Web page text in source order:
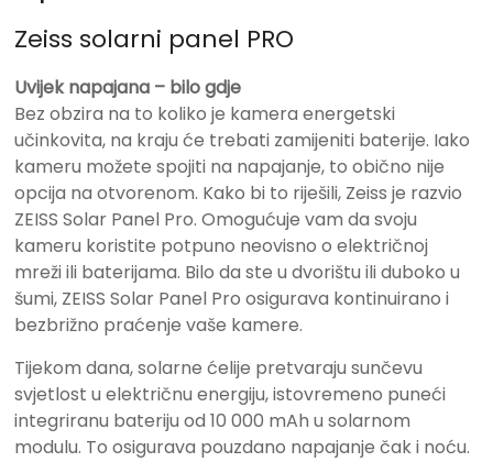
Zeiss solarni panel PRO
Uvijek napajana – bilo gdje
Bez obzira na to koliko je kamera energetski
učinkovita, na kraju će trebati zamijeniti baterije. Iako
kameru možete spojiti na napajanje, to obično nije
opcija na otvorenom. Kako bi to riješili, Zeiss je razvio
ZEISS Solar Panel Pro. Omogućuje vam da svoju
kameru koristite potpuno neovisno o električnoj
mreži ili baterijama. Bilo da ste u dvorištu ili duboko u
šumi, ZEISS Solar Panel Pro osigurava kontinuirano i
bezbrižno praćenje vaše kamere.
Tijekom dana, solarne ćelije pretvaraju sunčevu
svjetlost u električnu energiju, istovremeno puneći
integriranu bateriju od 10 000 mAh u solarnom
modulu. To osigurava pouzdano napajanje čak i noću.